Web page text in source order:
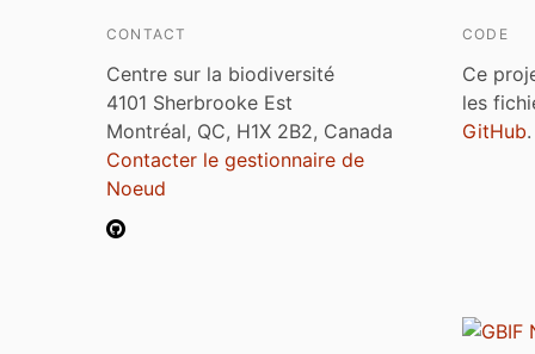
CONTACT
Centre sur la biodiversité
4101 Sherbrooke Est
Montréal, QC, H1X 2B2, Canada
Contacter le gestionnaire de
Noeud
CODE
Ce
les
GitHub.